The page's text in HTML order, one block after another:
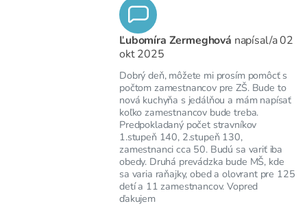
Ľubomíra Zermeghová napísal/a02
okt 2025
Dobrý deň, môžete mi prosím pomôcť s
počtom zamestnancov pre ZŠ. Bude to
nová kuchyňa s jedálňou a mám napísať
koľko zamestnancov bude treba.
Predpokladaný počet stravníkov
1.stupeň 140, 2.stupeň 130,
zamestnanci cca 50. Budú sa variť iba
obedy. Druhá prevádzka bude MŠ, kde
sa varia raňajky, obed a olovrant pre 125
detí a 11 zamestnancov. Vopred
ďakujem